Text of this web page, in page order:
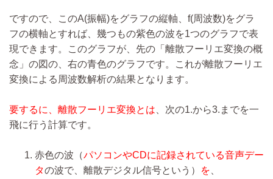
ですので、このA(振幅)をグラフの縦軸、f(周波数)をグラ
フの横軸とすれば、幾つもの紫色の波を1つのグラフで表
現できます。このグラフが、先の「離散フーリエ変換の概
念」の図の、右の青色のグラフです。これが離散フーリエ
変換による周波数解析の結果となります。
要するに、離散フーリエ変換とは 、次の1.から3.までを一
飛に行う計算です。
赤色の波（パソコンやCDに記録されている音声デー
タの波で、離散デジタル信号という） を